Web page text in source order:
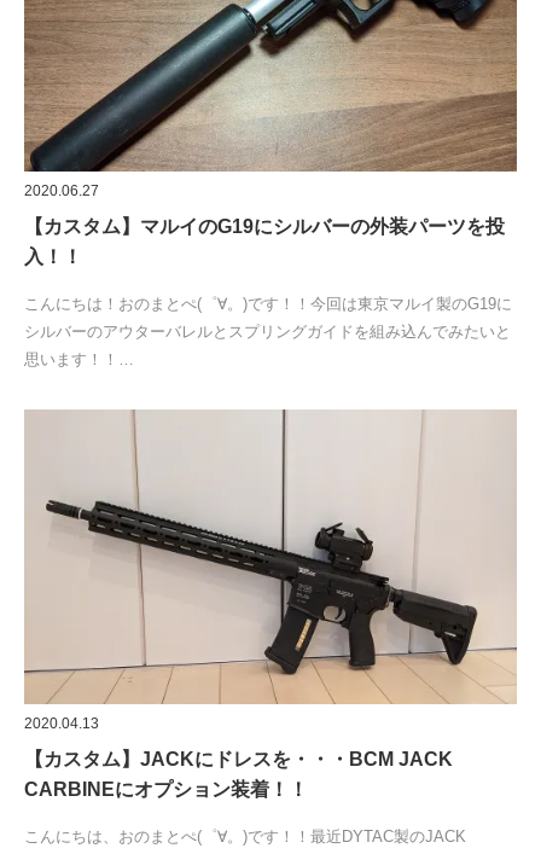
2020.06.27
【カスタム】マルイのG19にシルバーの外装パーツを投
入！！
こんにちは！おのまとぺ(゜∀。)です！！今回は東京マルイ製のG19に
シルバーのアウターバレルとスプリングガイドを組み込んでみたいと
思います！！…
2020.04.13
【カスタム】JACKにドレスを・・・BCM JACK
CARBINEにオプション装着！！
こんにちは、おのまとぺ(゜∀。)です！！最近DYTAC製のJACK